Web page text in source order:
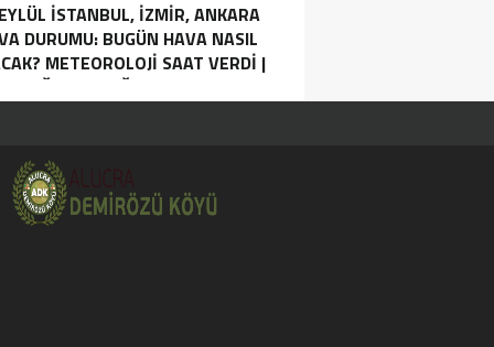
İSTANBUL, İZMIR, ANKARA
DURUMU: BUGÜN HAVA NASIL
METEOROLOJI SAAT VERDI |
SAĞANAK YAĞIŞ UYARISI.